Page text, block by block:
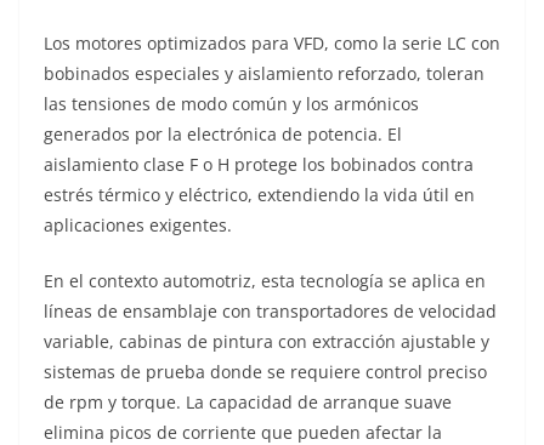
Los motores optimizados para VFD, como la serie LC con
bobinados especiales y aislamiento reforzado, toleran
las tensiones de modo común y los armónicos
generados por la electrónica de potencia. El
aislamiento clase F o H protege los bobinados contra
estrés térmico y eléctrico, extendiendo la vida útil en
aplicaciones exigentes.
En el contexto automotriz, esta tecnología se aplica en
líneas de ensamblaje con transportadores de velocidad
variable, cabinas de pintura con extracción ajustable y
sistemas de prueba donde se requiere control preciso
de rpm y torque. La capacidad de arranque suave
elimina picos de corriente que pueden afectar la